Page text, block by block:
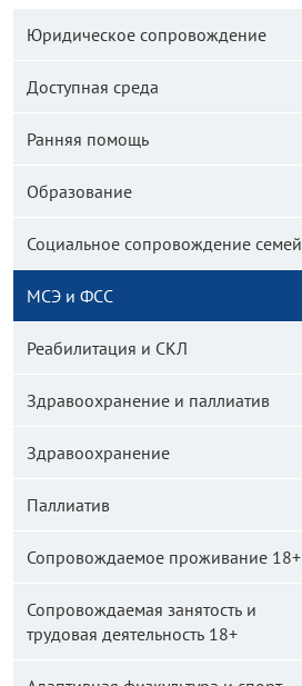
Юридическое сопровождение
Доступная среда
Ранняя помощь
Образование
Социальное сопровождение семей
МСЭ и ФСС
Реабилитация и СКЛ
Здравоохранение и паллиатив
Здравоохранение
Паллиатив
Сопровождаемое проживание 18+
Сопровождаемая занятость и
трудовая деятельность 18+